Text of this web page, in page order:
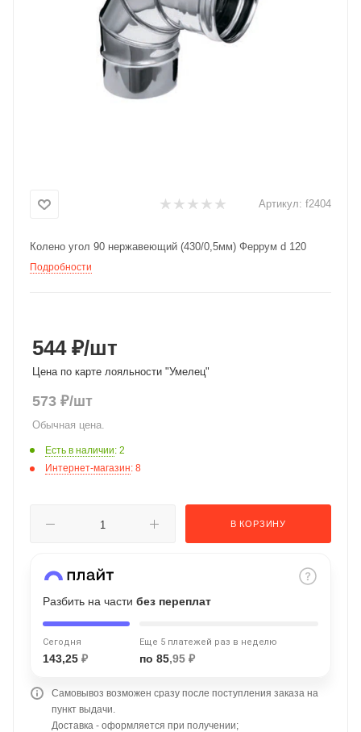
Артикул: f2404
Колено угол 90 нержавеющий (430/0,5мм) Феррум d 120
Подробности
544 ₽/шт
Цена по карте лояльности "Умелец"
573 ₽/шт
Обычная цена.
Есть в наличии: 2
Интернет-магазин: 8
В КОРЗИНУ
Разбить на части без переплат
Сегодня
143,25 ₽
Еще 5 платежей раз в неделю
по 85,95 ₽
Самовывоз возможен сразу после поступления заказа на
пункт выдачи.
Доставка - оформляется при получении;
Добавляйте товары
в корзину
Оплачивайте сегодня только
Оставшиеся75% будут
списываться
Подробнее
об оплате Плайтом
раз в 2
недели
plait.ru